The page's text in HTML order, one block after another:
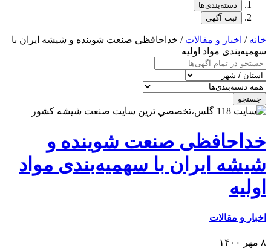
دسته‌بندی‌ها
ثبت آگهی
خانه / اخبار و مقالات / خداحافظی صنعت شوینده و شیشه ایران با
سهمیه‌بندی مواد اولیه
جستجو
خداحافظی صنعت شوینده و
شیشه ایران با سهمیه‌بندی مواد
اولیه
اخبار و مقالات
۸ مهر ۱۴۰۰